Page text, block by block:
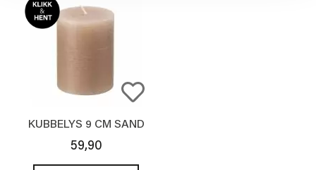
KUBBELYS 9 CM SAND
59,90